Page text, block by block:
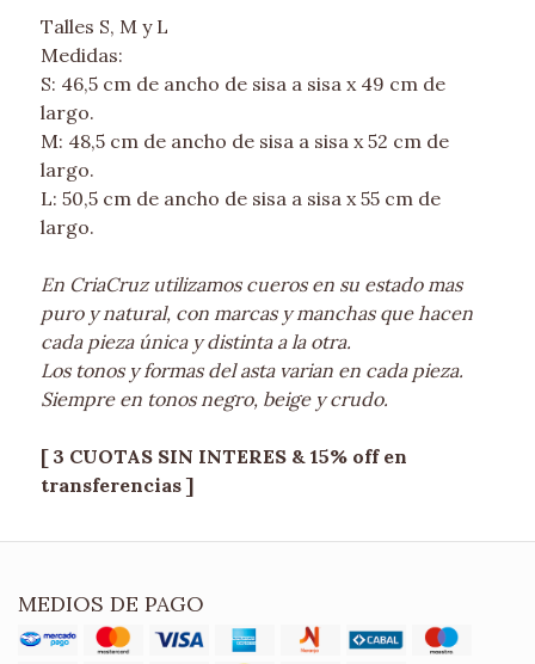
Talles S, M y L
Medidas:
S: 46,5 cm de ancho de sisa a sisa x 49 cm de
largo.
M: 48,5 cm de ancho de sisa a sisa x 52 cm de
largo.
L: 50,5 cm de ancho de sisa a sisa x 55 cm de
largo.
En CriaCruz utilizamos cueros en su estado mas
puro y natural, con marcas y manchas que hacen
cada pieza única y distinta a la otra.
Los tonos y formas del asta varian en cada pieza.
Siempre en tonos negro, beige y crudo.
[ 3 CUOTAS SIN INTERES & 15% off en
transferencias ]
MEDIOS DE PAGO